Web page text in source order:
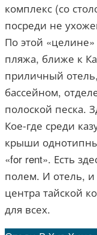
комплекс (со
посреди не
По этой
пляжа, ближе к
приличный
бассейном,
полоской песка.
Кое-где среди
крыши
«for rent». Есть
полем. И отель, и
центра тайской
для всех.